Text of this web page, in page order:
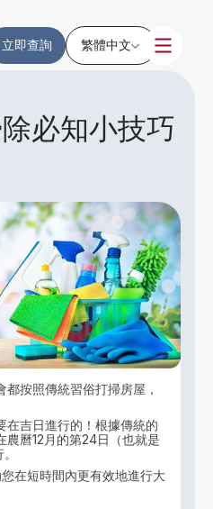
立即查詢 繁體中文
必知小技巧
按照傳統習俗打掃房屋，
在吉日進行的！根據傳統的
農曆12月的第24日（也就是
在短時間內更有效地進行大